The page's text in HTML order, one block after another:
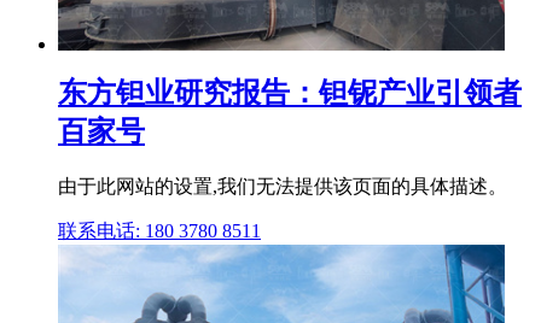
东方钽业研究报告：钽铌产业引领者
百家号
由于此网站的设置,我们无法提供该页面的具体描述。
联系电话: 180 3780 8511